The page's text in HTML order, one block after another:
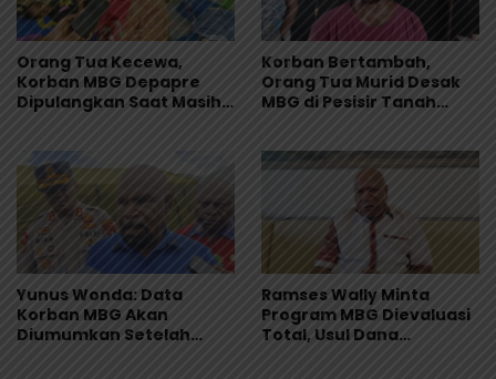
Orang Tua Kecewa,
Korban MBG Depapre
Dipulangkan Saat Masih
Korban Bertambah,
Orang Tua Murid Desak
MBG di Pesisir Tanah
Yunus Wonda: Data
Korban MBG Akan
Diumumkan Setelah
Ramses Wally Minta
Program MBG Dievaluasi
Total, Usul Dana